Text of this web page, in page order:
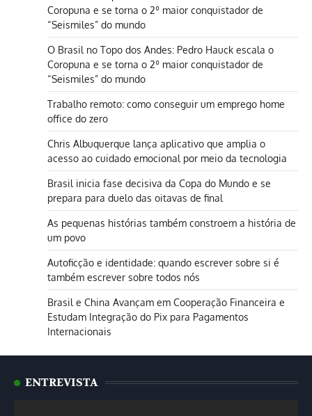
Coropuna e se torna o 2º maior conquistador de
“Seismiles” do mundo
O Brasil no Topo dos Andes: Pedro Hauck escala o
Coropuna e se torna o 2º maior conquistador de
“Seismiles” do mundo
Trabalho remoto: como conseguir um emprego home
office do zero
Chris Albuquerque lança aplicativo que amplia o
acesso ao cuidado emocional por meio da tecnologia
Brasil inicia fase decisiva da Copa do Mundo e se
prepara para duelo das oitavas de final
As pequenas histórias também constroem a história de
um povo
Autoficção e identidade: quando escrever sobre si é
também escrever sobre todos nós
Brasil e China Avançam em Cooperação Financeira e
Estudam Integração do Pix para Pagamentos
Internacionais
ENTREVISTA